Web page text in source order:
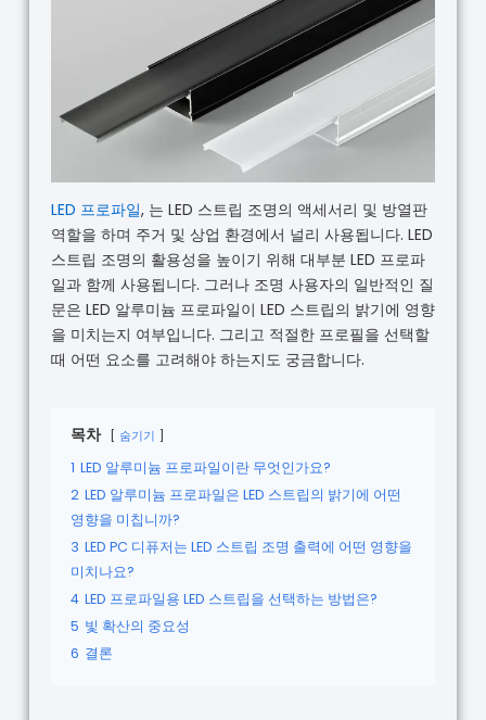
LED 프로파일, 는 LED 스트립 조명의 액세서리 및 방열판
역할을 하며 주거 및 상업 환경에서 널리 사용됩니다. LED
스트립 조명의 활용성을 높이기 위해 대부분 LED 프로파
일과 함께 사용됩니다. 그러나 조명 사용자의 일반적인 질
문은 LED 알루미늄 프로파일이 LED 스트립의 밝기에 영향
을 미치는지 여부입니다. 그리고 적절한 프로필을 선택할
때 어떤 요소를 고려해야 하는지도 궁금합니다.
목차 숨기기
1 LED 알루미늄 프로파일이란 무엇인가요?
2 LED 알루미늄 프로파일은 LED 스트립의 밝기에 어떤
영향을 미칩니까?
3 LED PC 디퓨저는 LED 스트립 조명 출력에 어떤 영향을
미치나요?
4 LED 프로파일용 LED 스트립을 선택하는 방법은?
5 빛 확산의 중요성
6 결론